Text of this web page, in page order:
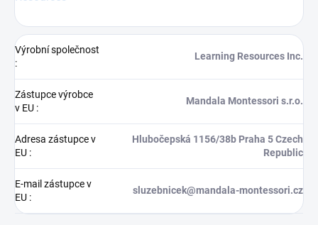
Výrobní společnost
:
Learning Resources Inc.
Zástupce výrobce
v EU :
Mandala Montessori s.r.o.
Adresa zástupce v
EU :
Hlubočepská 1156/38b Praha 5 Czech
Republic
E-mail zástupce v
EU :
sluzebnicek@mandala-montessori.cz